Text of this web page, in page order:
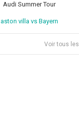
Audi Summer Tour
aston villa vs Bayern
Voir tous